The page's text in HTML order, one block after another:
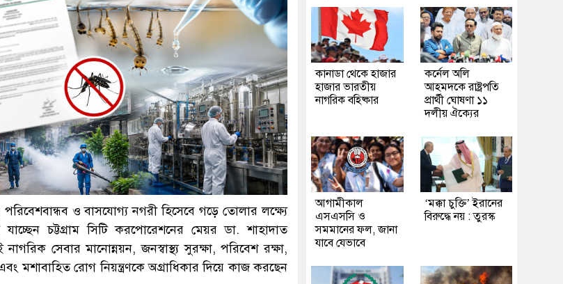
ও বাসযোগ্য নগরী হিসেবে গড়ে তোলার লক্ষ্যে
যাচ্ছেন চট্টগ্রাম সিটি করপোরেশনের মেয়র ডা. শাহাদাত
সেবার মানোন্নয়ন, জনস্বাস্থ্য সুরক্ষা, পরিবেশ রক্ষা,
মশাবাহিত রোগ নিয়ন্ত্রণকে অগ্রাধিকার দিয়ে কাজ করছেন
কানাডা থেকে হাজার
হাজার ভারতীয়
নাগরিক বহিষ্কার
কর্নেল অলি
আহমদকে রাষ্ট্রপতি
প্রার্থী ঘোষণা ১১
দলীয় ঐক্যের
আগামীকাল
এসএসসি ও
সমমানের ফল, জানা
যাবে যেভাবে
‘মক্কা চুক্তি’ ইরানের
বিরুদ্ধে নয় : তুরস্ক